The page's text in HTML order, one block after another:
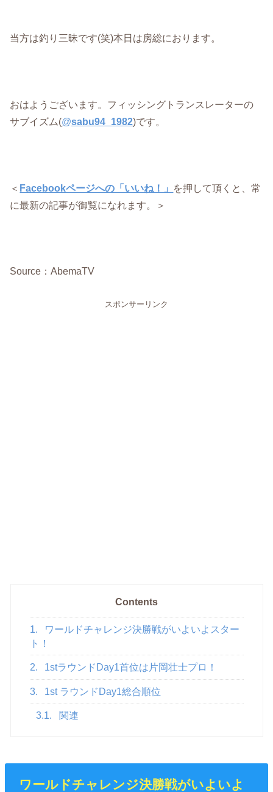
当方は釣り三昧です(笑)本日は房総におります。
おはようございます。フィッシングトランスレーターの
サブイズム(@sabu94_1982)です。
＜ Facebookページへの「いいね！」 を押して頂くと、常
に最新の記事が御覧になれます。＞
Source：AbemaTV
スポンサーリンク
Contents
1.
ワールドチャレンジ決勝戦がいよいよスター
ト！
2. 1stラウンドDay1首位は片岡壮士プロ！
3. 1st ラウンドDay1総合順位
3.1. 関連
ワールドチャレンジ決勝戦がいよいよ